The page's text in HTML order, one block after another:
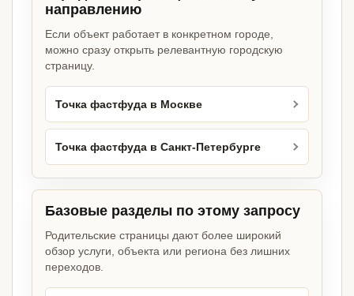
направлению
Если объект работает в конкретном городе,
можно сразу открыть релевантную городскую
страницу.
Точка фастфуда в Москве
Точка фастфуда в Санкт-Петербурге
Базовые разделы по этому запросу
Родительские страницы дают более широкий
обзор услуги, объекта или региона без лишних
переходов.